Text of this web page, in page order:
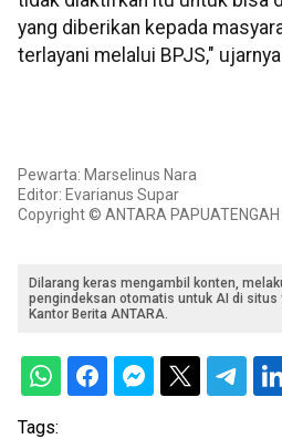
yang diberikan kepada
terlayani melalui BPJS,"
Pewarta: Marselinus Nara
Editor: Evarianus Supar
Copyright © ANTARA
Dilarang keras mengambil konten,
pengindeksan otomatis untuk AI di
Kantor Berita ANTARA.
Tags: